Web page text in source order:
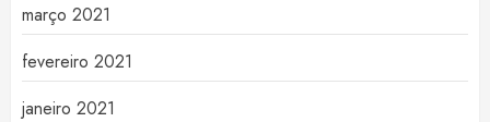
março 2021
fevereiro 2021
janeiro 2021